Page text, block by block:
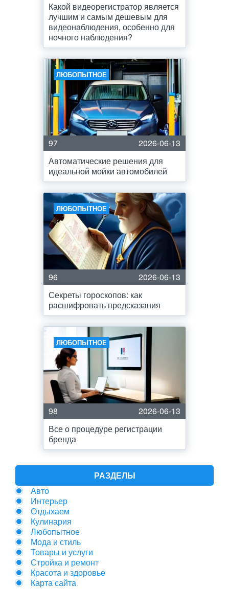
Какой видеорегистратор является
лучшим и самым дешевым для
видеонаблюдения, особенно для
ночного наблюдения?
ЛЮБОПЫТНОЕ
97
2026-06-13
Автоматические решения для
идеальной мойки автомобилей
ЛЮБОПЫТНОЕ
96
2026-06-13
Секреты гороскопов: как
расшифровать предсказания
ЛЮБОПЫТНОЕ
98
2026-06-13
Все о процедуре регистрации
бренда
РАЗДЕЛЫ
Авто
Интерьер
Отдыхаем
Кулинария
Любопытное
Мода и стиль
Товары и услуги
Стройка и ремонт
Красота и здоровье
Карта сайта